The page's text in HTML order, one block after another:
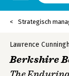
Strategisch
Lawrence
Berkshire